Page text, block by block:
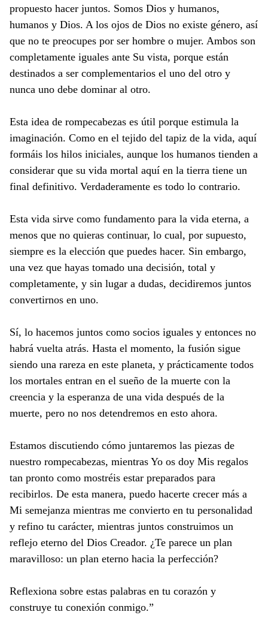
propuesto hacer juntos. Somos Dios y humanos,
humanos y Dios. A los ojos de Dios no existe género, así
que no te preocupes por ser hombre o mujer. Ambos son
completamente iguales ante Su vista, porque están
destinados a ser complementarios el uno del otro y
nunca uno debe dominar al otro.
Esta idea de rompecabezas es útil porque estimula la
imaginación. Como en el tejido del tapiz de la vida, aquí
formáis los hilos iniciales, aunque los humanos tienden a
considerar que su vida mortal aquí en la tierra tiene un
final definitivo. Verdaderamente es todo lo contrario.
Esta vida sirve como fundamento para la vida eterna, a
menos que no quieras continuar, lo cual, por supuesto,
siempre es la elección que puedes hacer. Sin embargo,
una vez que hayas tomado una decisión, total y
completamente, y sin lugar a dudas, decidiremos juntos
convertirnos en uno.
Sí, lo hacemos juntos como socios iguales y entonces no
habrá vuelta atrás. Hasta el momento, la fusión sigue
siendo una rareza en este planeta, y prácticamente todos
los mortales entran en el sueño de la muerte con la
creencia y la esperanza de una vida después de la
muerte, pero no nos detendremos en esto ahora.
Estamos discutiendo cómo juntaremos las piezas de
nuestro rompecabezas, mientras Yo os doy Mis regalos
tan pronto como mostréis estar preparados para
recibirlos. De esta manera, puedo hacerte crecer más a
Mi semejanza mientras me convierto en tu personalidad
y refino tu carácter, mientras juntos construimos un
reflejo eterno del Dios Creador. ¿Te parece un plan
maravilloso: un plan eterno hacia la perfección?
Reflexiona sobre estas palabras en tu corazón y
construye tu conexión conmigo.”